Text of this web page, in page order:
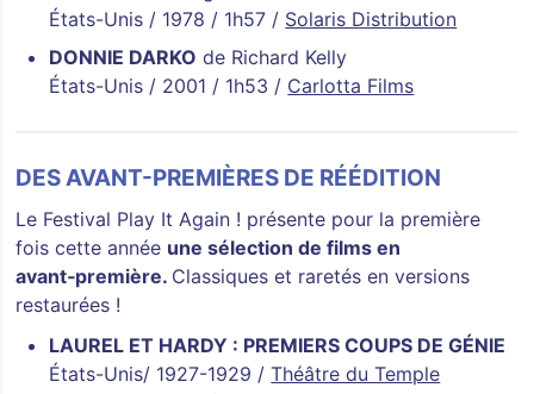
États-Unis / 1978 / 1h57 / Solaris Distribution
DONNIE DARKO de Richard Kelly
États-Unis / 2001 / 1h53 / Carlotta Films
DES AVANT-PREMIÈRES DE RÉÉDITION
Le Festival Play It Again ! présente pour la première
fois cette année une sélection de films en
avant‑première. Classiques et raretés en versions
restaurées !
LAUREL ET HARDY : PREMIERS COUPS DE GÉNIE
États-Unis/ 1927-1929 /Théâtre du Temple